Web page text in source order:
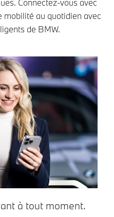
Connectez-vous avec
au quotidien avec
de BMW.
à tout moment.